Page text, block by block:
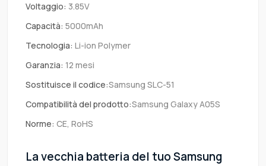
Voltaggio: 3.85V
Capacità: 5000mAh
Tecnologia: Li-ion Polymer
Garanzia: 12 mesi
Sostituisce il codice:Samsung SLC-51
Compatibilità del prodotto:Samsung Galaxy A05S
Norme: CE, RoHS
La vecchia batteria del tuo Samsung